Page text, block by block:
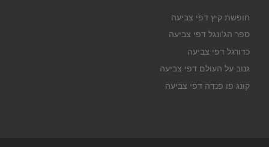
חופשת קיץ דפי צביעה
ספר הג'ונגל דפי צביעה
כדורגל דפי צביעה
גנוב על העולם דפי צביעה
קונג פו פנדה דפי צביעה